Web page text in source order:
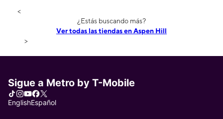
<
¿Estás buscando más?
Ver todas las tiendas en Aspen Hill
>